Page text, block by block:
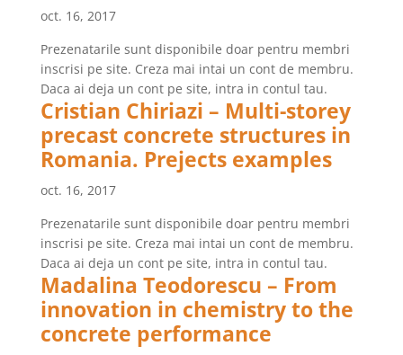
oct. 16, 2017
Prezenatarile sunt disponibile doar pentru membri
inscrisi pe site. Creza mai intai un cont de membru.
Daca ai deja un cont pe site, intra in contul tau.
Cristian Chiriazi – Multi-storey
precast concrete structures in
Romania. Prejects examples
oct. 16, 2017
Prezenatarile sunt disponibile doar pentru membri
inscrisi pe site. Creza mai intai un cont de membru.
Daca ai deja un cont pe site, intra in contul tau.
Madalina Teodorescu – From
innovation in chemistry to the
concrete performance